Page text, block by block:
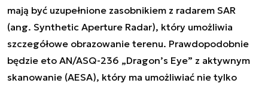
mają być uzupełnione zasobnikiem z radarem SAR
(ang. Synthetic Aperture Radar), który umożliwia
szczegółowe obrazowanie terenu. Prawdopodobnie
będzie eto AN/ASQ-236 „Dragon’s Eye” z aktywnym
skanowanie (AESA), który ma umożliwiać nie tylko